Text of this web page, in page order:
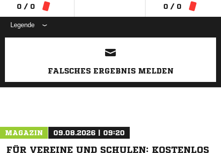
0 / 0 0 / 0
Legende
ANZEIGE
FALSCHES ERGEBNIS MELDEN
MAGAZIN 09.08.2026 | 09:20
FÜR VEREINE UND SCHULEN: KOSTENLOS